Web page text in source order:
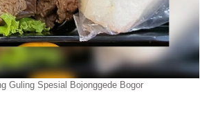
Guling Spesial Bojonggede Bogor